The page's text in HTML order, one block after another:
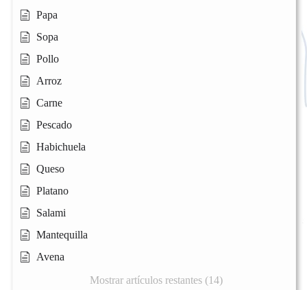
Papa
Sopa
Pollo
Arroz
Carne
Pescado
Habichuela
Queso
Platano
Salami
Mantequilla
Avena
Mostrar artículos restantes (14)